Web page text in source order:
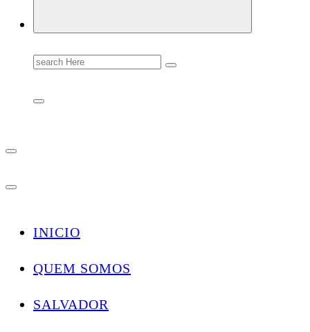
Search
for:
INICIO
QUEM SOMOS
SALVADOR